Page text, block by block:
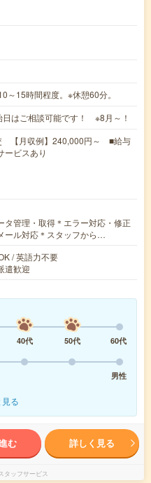
15時間程度。※休憩60分。
はご相談可能です！ ※8月～！
【月収例】240,000円～ ■給与
ービスあり
タ管理・取得＊エラー対応・修正
ール対応＊スタッフから…
/ 英語力不要
遣歓迎
40代 50代
60代
男性
見る
む 詳しく見る
タッフサービス